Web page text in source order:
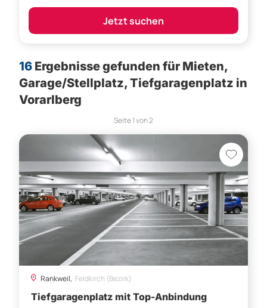
Jetzt suchen
16 Ergebnisse gefunden für Mieten,
Garage/Stellplatz, Tiefgaragenplatz in
Vorarlberg
Seite1von2
Rankweil, Feldkirch (Bezirk)
Tiefgaragenplatz mit Top-Anbindung